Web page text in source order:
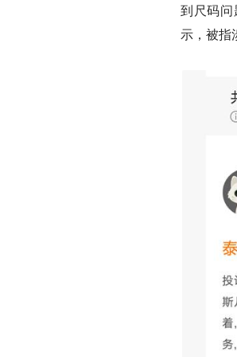
到尺码
示，被指